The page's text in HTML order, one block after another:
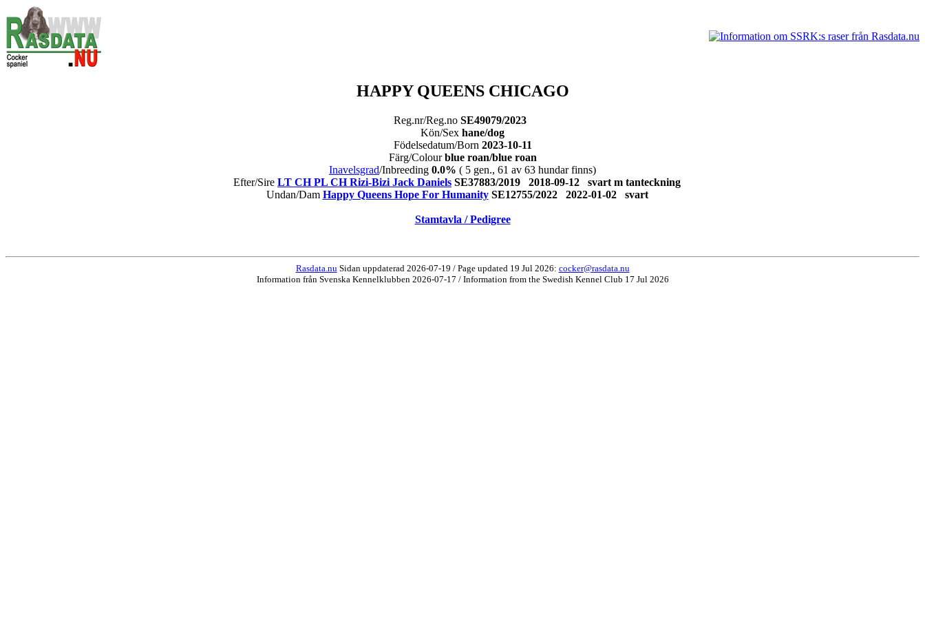
HAPPY QUEENS CHICAGO
Reg.nr/Reg.no SE49079/2023
Kön/Sex hane/dog
Födelsedatum/Born 2023-10-11
Färg/Colourblue roan/blue roan
Inavelsgrad/Inbreeding 0.0% ( 5 gen., 61 av 63 hundar finns)
Efter/Sire LT CH PL CH Rizi-Bizi Jack Daniels SE37883/2019 2018-09-12 svart m tanteckning
Undan/Dam Happy Queens Hope For HumanitySE12755/2022 2022-01-02 svart
Stamtavla / Pedigree
Rasdata.nu Sidan uppdaterad 2026-07-19 / Page updated 19 Jul 2026: cocker@rasdata.nu
Information från Svenska Kennelklubben 2026-07-17 / Information from the Swedish Kennel Club 17 Jul 2026